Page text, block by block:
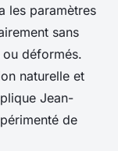
les paramètres
sans
déformés.
naturelle et
Jean-
de